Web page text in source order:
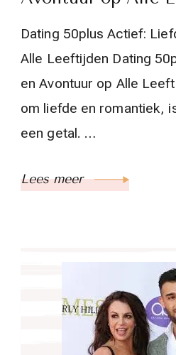
Dating 50plus Actief:
Alle Leeftijden Dating
en Avontuur op Alle
om liefde en romantiek,
een getal. …
Lees meer